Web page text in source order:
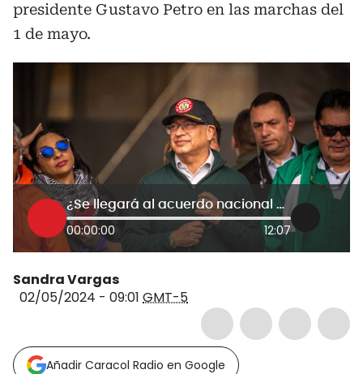
presidente Gustavo Petro en las marchas del
1 de mayo.
¿Se llegará al acuerdo nacional propuesto por el presidente Petro? Debaten congresistas
00:00:00 12:07
Sandra Vargas
02/05/2024 - 09:01 GMT-5
Añadir Caracol Radio en Google